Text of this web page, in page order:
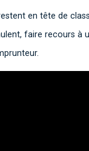
en tête de
faire recours